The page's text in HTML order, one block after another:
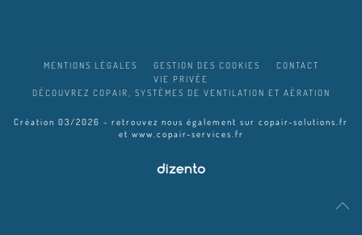
MENTIONS LÉGALES GESTION DES COOKIES
CONTACT
VIE PRIVÉE
DÉCOUVREZ COPAIR, SYSTÈMES DE VENTILATION ET AÉRATION
Création 03/2026 - retrouvez nous également sur copair-solutions.fr
et www.copair-services.fr